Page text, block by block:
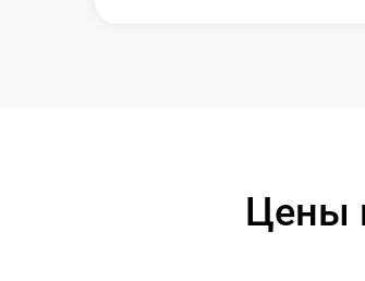
Цены